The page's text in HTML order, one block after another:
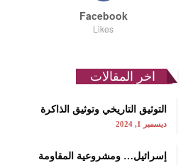
Facebook
Likes
اخر المقالات
التوثيق التاريخي وتوثيق الذاكرة
ديسمبر 1, 2024
إسرائيل… ومشروعية المقاومة